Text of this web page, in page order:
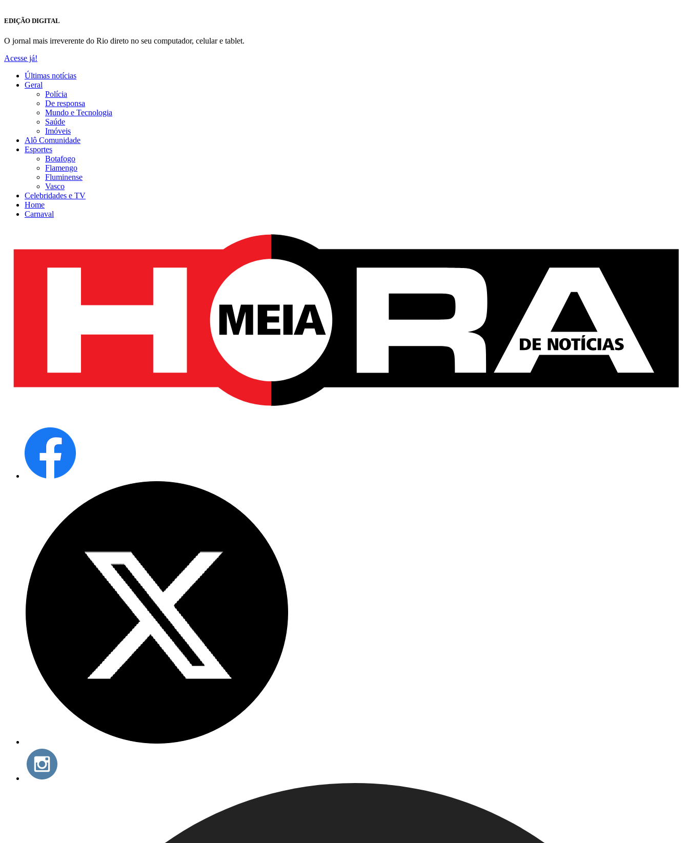
EDIÇÃO DIGITAL
O jornal mais irreverente do Rio direto no seu computador, celular e tablet.
Acesse já!
Últimas notícias
Geral
Polícia
De responsa
Mundo e Tecnologia
Saúde
Imóveis
Alô Comunidade
Esportes
Botafogo
Flamengo
Fluminense
Vasco
Celebridades e TV
Home
Carnaval